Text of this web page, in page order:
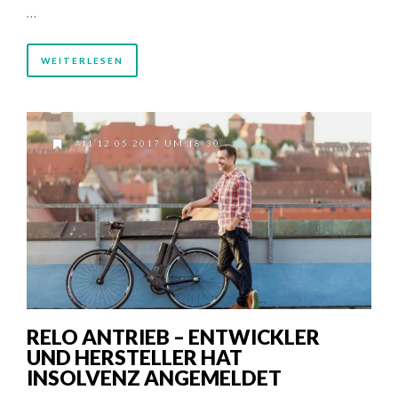
…
WEITERLESEN
AM 12.05.2017 UM 18:30
RELO ANTRIEB – ENTWICKLER
UND HERSTELLER HAT
INSOLVENZ ANGEMELDET